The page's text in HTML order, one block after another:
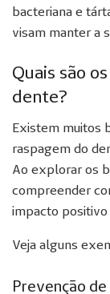
bacteriana e
visam manter a
Quais são
dente?
Existem muitos
raspagem do
Ao explorar os
compreender
impacto positivo
Veja alguns
Prevenção de